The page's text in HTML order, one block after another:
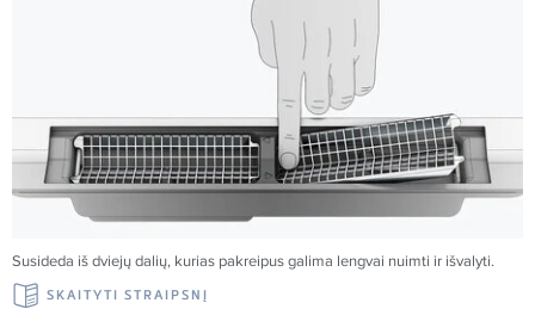
Susideda iš dviejų dalių, kurias pakreipus galima lengvai nuimti ir išvalyti.
SKAITYTI STRAIPSNĮ